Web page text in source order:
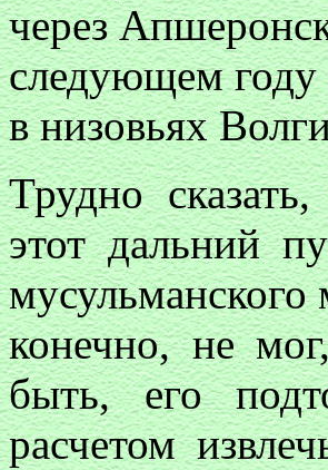
через
следующем году
в низовьях
Трудно
этот дальний
конечно, не
быть, его
расчетом